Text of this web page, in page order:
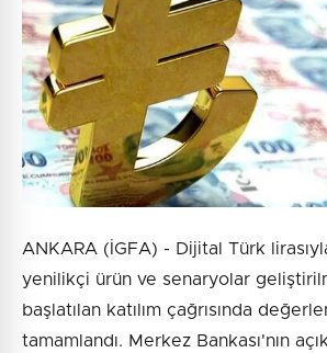
7 + 6 = ?
Gönder
ANKARA (İGFA) - Dijital Türk
yenilikçi ürün ve senaryolar
başlatılan katılım çağrısında
tamamlandı. Merkez Bankası'nın